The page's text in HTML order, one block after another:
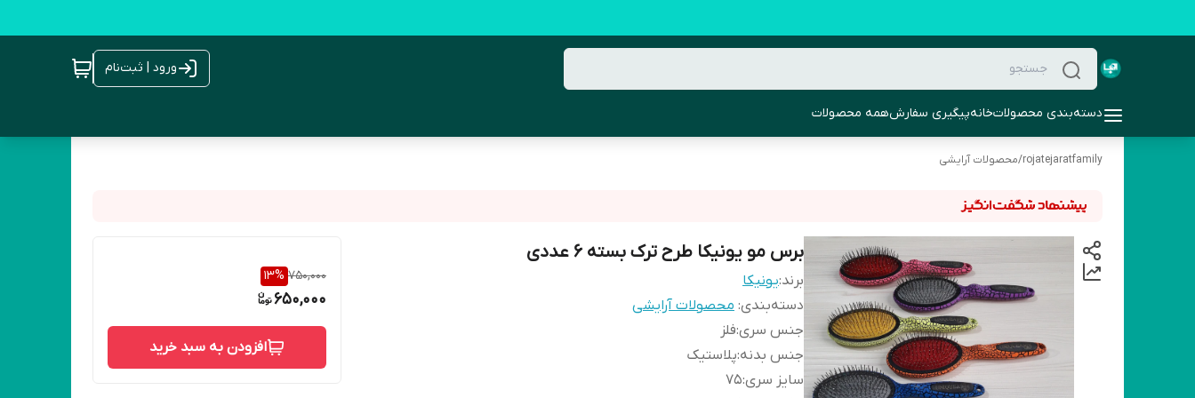
ورود | ثبت‌نام
دسته‌بندی محصولاتخانهپیگیری سفارشهمه محصولات
rojatejaratfamily
/محصولات آرایشی
برس مو یونیکا طرح ترک بسته 6 عددی
برند:یونیکا
دسته‌بندی: محصولات آرایشی
جنس سری:فلز
جنس بدنه:پلاستیک
سایز سری:
75
750,000
13%
650,000
افزودن به سبد خرید